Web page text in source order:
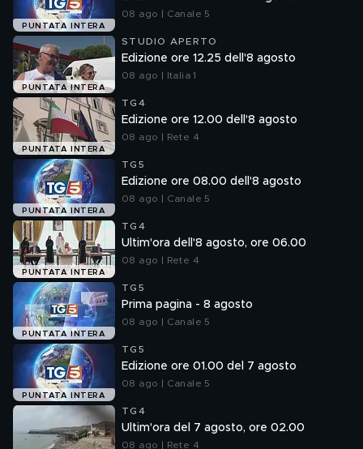
PUNTATA INTERA
08 ago | Canale 5
PUNTATA INTERA
STUDIO APERTO
Edizione ore 12.25 dell'8 agosto
08 ago | Italia 1
PUNTATA INTERA
TG4
Edizione ore 12.00 dell'8 agosto
08 ago | Rete 4
PUNTATA INTERA
TG5
Edizione ore 08.00 dell'8 agosto
08 ago | Canale 5
PUNTATA INTERA
TG4
Ultim'ora dell'8 agosto, ore 06.00
08 ago | Rete 4
PUNTATA INTERA
TG5
Prima pagina - 8 agosto
08 ago | Canale 5
PUNTATA INTERA
TG5
Edizione ore 01.00 del 7 agosto
08 ago | Canale 5
TG4
Ultim'ora del 7 agosto, ore 02.00
08 ago | Rete 4